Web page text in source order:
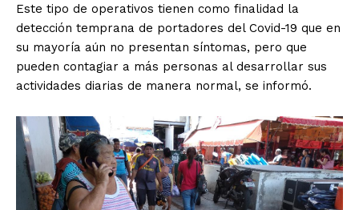
Este tipo de operativos tienen como finalidad la
detección temprana de portadores del Covid-19 que en
su mayoría aún no presentan síntomas, pero que
pueden contagiar a más personas al desarrollar sus
actividades diarias de manera normal, se informó.